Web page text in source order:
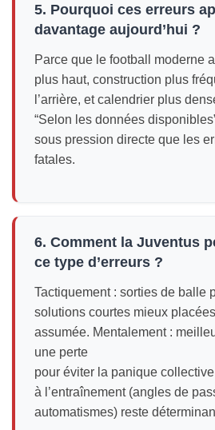
5. Pourquoi ces erreurs
davantage aujourd’hui ?
Parce que le football moderne
plus haut, construction plus
l’arrière, et calendrier plus
“Selon les données
sous pression directe que les
fatales.
6. Comment la Juventus
ce type d’erreurs ?
Tactiquement : sorties de balle
solutions courtes mieux
assumée. Mentalement :
une perte
pour éviter la panique
à l’entraînement (angles de
automatismes) reste